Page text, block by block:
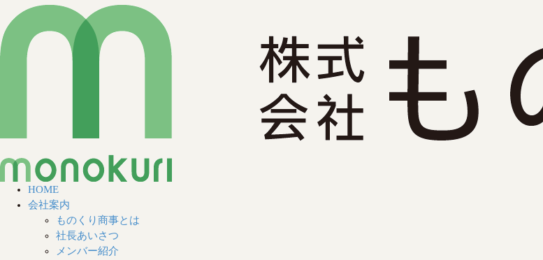
HOME
会社案内
ものくり商事とは
社長あいさつ
メンバー紹介